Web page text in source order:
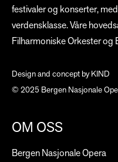
festivaler og konserter,
verdensklasse. Våre
Filharmoniske Orkester og
Design and concept byKIND
© 2025 Bergen Nasjonale
OM OSS
Bergen Nasjonale Opera